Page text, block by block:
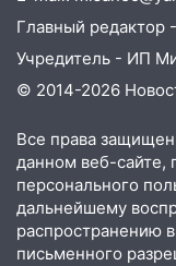
06:45
Ульяновске
утра 10
на 8 августа
деньгами, а
встреча
04:47 В
ракетную
Главный редактор
Учредитель - ИП
© 2014-2026
Все права
данном веб-сайте,
персонального
дальнейшему
распространению
письменного